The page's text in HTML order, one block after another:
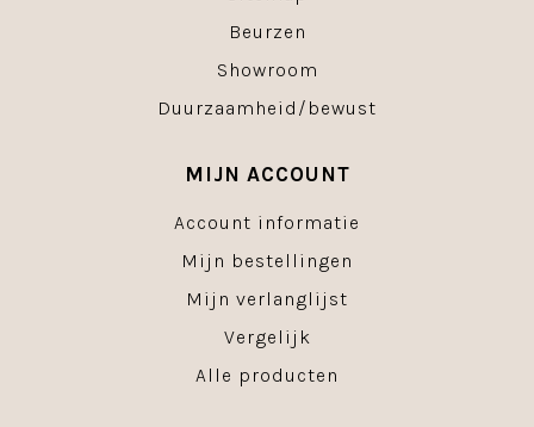
Beurzen
Showroom
Duurzaamheid/bewust
MIJN ACCOUNT
Account informatie
Mijn bestellingen
Mijn verlanglijst
Vergelijk
Alle producten